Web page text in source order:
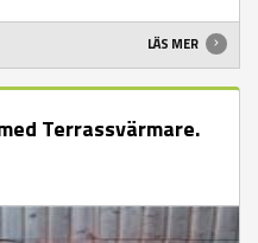
LÄS MER
Terrassvärmare.